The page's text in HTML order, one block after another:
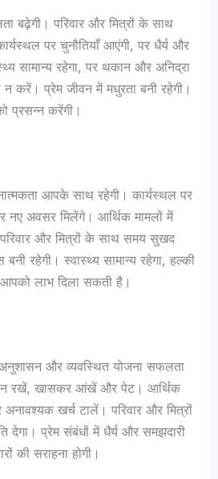
बढ़ेगी। परिवार और मित्रों के साथ
पर चुनौतियाँ आएंगी, पर धैर्य और
सामान्य रहेगा, पर थकान और अनिद्रा
करें। प्रेम जीवन में मधुरता बनी रहेगी।
प्रसन्न करेंगी।
आपके साथ रहेगी। कार्यस्थल पर
नए अवसर मिलेंगे। आर्थिक मामलों में
और मित्रों के साथ समय सुखद
रहेगी। स्वास्थ्य सामान्य रहेगा, हल्की
लाभ दिला सकती है।
और व्यवस्थित योजना सफलता
रखें, खासकर आंखें और पेट। आर्थिक
अनावश्यक खर्च टालें। परिवार और मित्रों
देगा। प्रेम संबंधों में धैर्य और समझदारी
की सराहना होगी।